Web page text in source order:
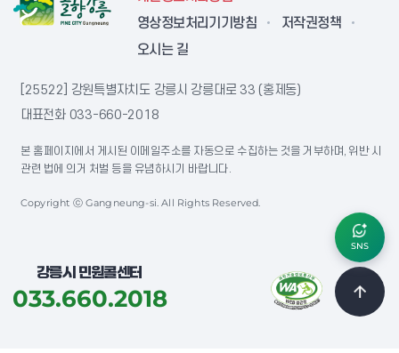
영상정보처리기기방침
저작권정책
오시는 길
[25522] 강원특별자치도 강릉시 강릉대로 33 (홍제동)
대표전화 033-660-2018
본 홈페이지에서 게시된 이메일주소를 자동으로 수집하는 것을 거부하며, 위반 시
관련 법에 의거 처벌 등을 유념하시기 바랍니다.
Copyright ⓒ Gangneung-si. All Rights Reserved.
강릉시 민원콜센터
033.660.2018
SNS